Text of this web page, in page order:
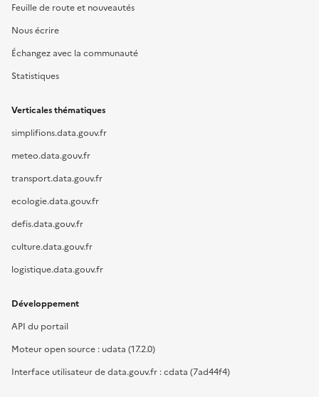
Feuille de route et nouveautés
Nous écrire
Échangez avec la communauté
Statistiques
Verticales thématiques
simplifions.data.gouv.fr
meteo.data.gouv.fr
transport.data.gouv.fr
ecologie.data.gouv.fr
defis.data.gouv.fr
culture.data.gouv.fr
logistique.data.gouv.fr
Développement
API du portail
Moteur open source : udata (17.2.0)
Interface utilisateur de data.gouv.fr : cdata (7ad44f4)